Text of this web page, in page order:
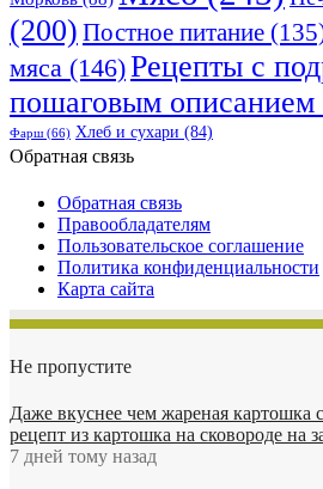
(200) Постное питание
мяса (146)Рецепты с
пошаговым описанием
Фарш(66) Хлеб и сухари (84)
Обратная связь
Обратная связь
Правообладателям
Пользовательское соглашение
Политика конфиденциальности
Карта сайта
Не пропустите
Даже вкуснее чем жареная
рецепт из картошка на сковороде на
7 дней тому назад